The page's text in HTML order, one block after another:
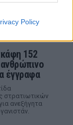
Policy
152
έγγραφα
στρατιωτικών
ανεξήγητα